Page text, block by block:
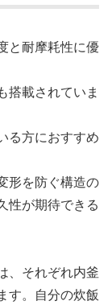
と耐摩耗性に優
搭載されていま
る方におすすめ
形を防ぐ構造の
性が期待できる
、それぞれ内釜
す。自分の炊飯